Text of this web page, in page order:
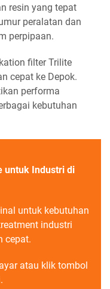
resin yang tepat
peralatan dan
perpipaan.
filter Trilite
cepat ke Depok.
performa
kebutuhan
untuk Industri di
untuk kebutuhan
industri
cepat.
atau klik tombol